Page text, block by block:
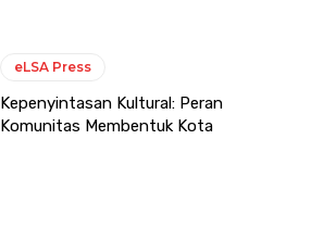
eLSA Press
Kepenyintasan Kultural: Peran
Komunitas Membentuk Kota